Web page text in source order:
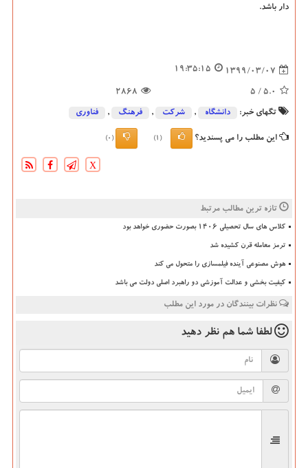
دار باشد.
1399/03/07
19:35:15
5.0
/ 5
2868
تگهای خبر: دانشگاه‌ , شركت , فرهنگ , فناوری
این مطلب را می پسندید؟ (1)
(0)
X
تازه ترین مطالب مرتبط
کلاس های سال تحصیلی ۱۴۰۶ بصورت حضوری خواهد بود
ترمز معامله قرن کشیده شد
هوش مصنوعی آینده فیلمسازی را متحول می کند
کیفیت بخشی و عدالت آموزشی دو راهبرد اصلی دولت می باشد
نظرات بینندگان در مورد این مطلب
لطفا شما هم نظر دهید